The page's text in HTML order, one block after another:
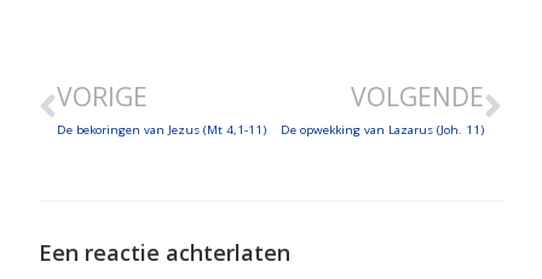
VORIGE
De bekoringen van Jezus (Mt 4,1-11)
VOLGENDE
De opwekking van Lazarus (Joh. 11)
Een reactie achterlaten